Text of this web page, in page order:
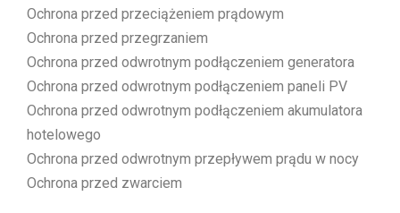
Ochrona przed przeciążeniem prądowym
Ochrona przed przegrzaniem
Ochrona przed odwrotnym podłączeniem generatora
Ochrona przed odwrotnym podłączeniem paneli PV
Ochrona przed odwrotnym podłączeniem akumulatora
hotelowego
Ochrona przed odwrotnym przepływem prądu w nocy
Ochrona przed zwarciem